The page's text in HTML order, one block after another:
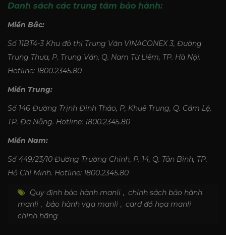
Danh sách các trung tâm bảo hành:
Miền Bắc:
Số 11BT4-3 Khu đô thị Trung Văn VINACONEX 3, Đường
Trung Thưa, P. Trung Văn, Q. Nam Từ Liêm, TP. Hà Nội.
Hotline: 1800.2345.80
Miền Trung:
Số 146 Đường Trịnh Đình Thảo, P, Khuê Trung, Q. Cẩm Lệ,
TP. Đà Nẵng. Hotline: 1800.2345.80
Miền Nam:
Số 449/23/10 Đường Trường Chinh, P. 14, Q. Tân Bình, TP.
Hồ Chí Minh. Hotline: 1800.2345.80
Quy định bảo hành manli , chính sách bảo hành
manli , bảo hành vga manli , card đồ họa manli
chính hãng